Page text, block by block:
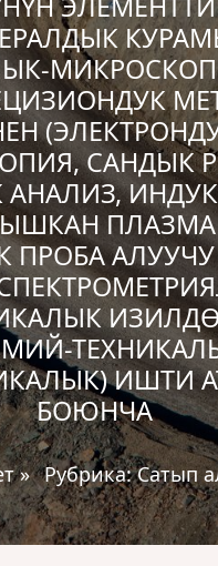
САНДЫК
АНАЛИЗ,
ПРОБА
ИШТИ
БОЮНЧА
» Рубрика:Сатып